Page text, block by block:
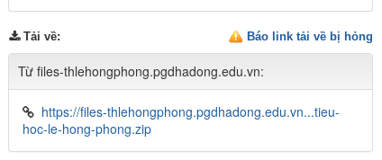
Báo link tải về bị hỏng
Tải về:
Từ files-thlehongphong.pgdhadong.edu.vn:
https://files-thlehongphong.pgdhadong.edu.vn...tieu-
hoc-le-hong-phong.zip